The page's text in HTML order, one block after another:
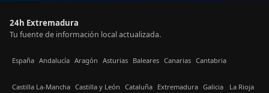
24h Extremadura
Tu fuente de información local actualizada.
España Andalucía Aragón Asturias Baleares Canarias Cantabria
Castilla La-Mancha Castilla y León Cataluña Extremadura Galicia La Rioja